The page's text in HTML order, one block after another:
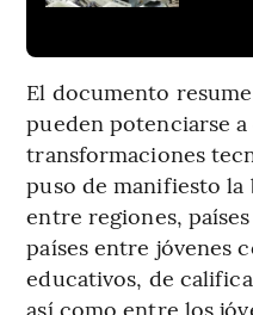
El documento
pueden potenciarse a
transformaciones
puso de manifiesto
entre regiones,
países entre jóvenes
educativos, de
así como entre los